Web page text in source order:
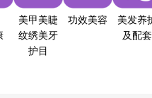
美甲美睫
纹绣美牙
护目
功效美容
美发养
及配套